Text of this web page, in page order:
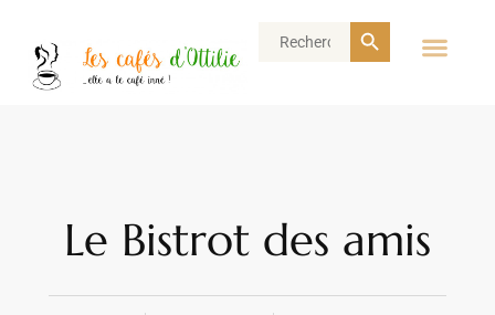
Search
Search Button
Le Bistrot des amis